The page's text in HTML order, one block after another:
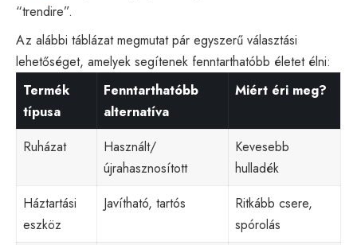
“trendire”.
Az alábbi táblázat megmutat pár egyszerű választási
lehetőséget, amelyek segítenek fenntarthatóbb életet élni:
Termék
típusa
Fenntarthatóbb
alternatíva
Miért éri meg?
Ruházat
Használt/
újrahasznosított
Kevesebb
hulladék
Háztartási
eszköz
Javítható, tartós
Ritkább csere,
spórolás